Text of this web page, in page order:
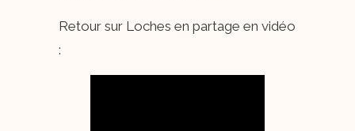
Retour sur Loches en partage en vidéo
: